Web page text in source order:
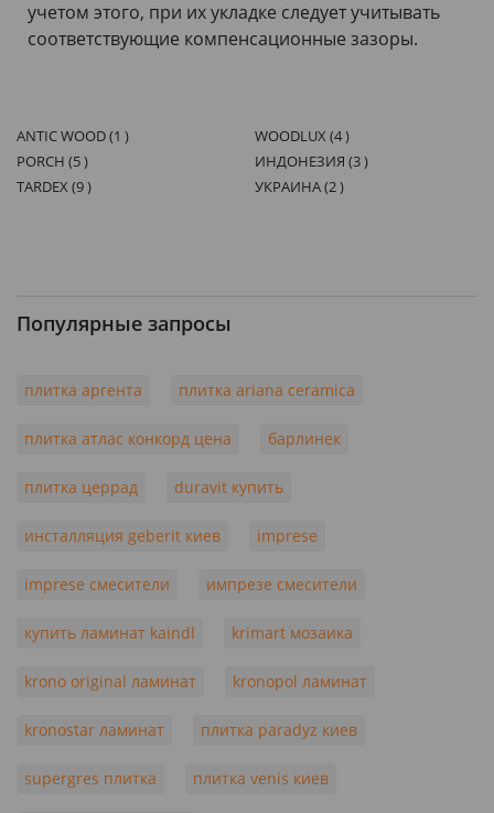
учетом этого, при их укладке следует учитывать
соответствующие компенсационные зазоры.
ANTIC WOOD (1 )
PORCH (5 )
TARDEX (9 )
WOODLUX (4 )
ИНДОНЕЗИЯ (3 )
УКРАИНА (2 )
Популярные запросы
плитка аргента плитка ariana ceramica
плитка атлас конкорд цена барлинек
плитка церрад duravit купить
инсталляция geberit киев imprese
imprese смесители импрезе смесители
купить ламинат kaindl krimart мозаика
krono original ламинат kronopol ламинат
kronostar ламинат плитка paradyz киев
supergres плитка плитка venis киев